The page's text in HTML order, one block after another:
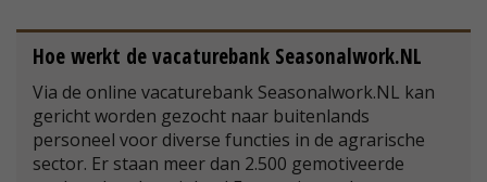
Hoe werkt de vacaturebank Seasonalwork.NL
Via de online vacaturebank Seasonalwork.NL kan
gericht worden gezocht naar buitenlands
personeel voor diverse functies in de agrarische
sector. Er staan meer dan 2.500 gemotiveerde